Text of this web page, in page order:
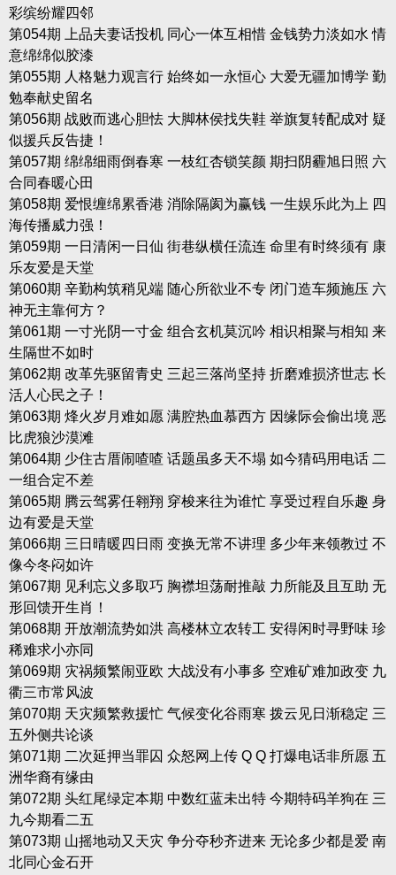
彩缤纷耀四邻
第054期 上品夫妻话投机 同心一体互相惜 金钱势力淡如水 情
意绵绵似胶漆
第055期 人格魅力观言行 始终如一永恒心 大爱无疆加博学 勤
勉奉献史留名
第056期 战败而逃心胆怯 大脚林侯找失鞋 举旗复转配成对 疑
似援兵反告捷！
第057期 绵绵细雨倒春寒 一枝红杏锁笑颜 期扫阴霾旭日照 六
合同春暖心田
第058期 爱恨缠绵累香港 消除隔阂为赢钱 一生娱乐此为上 四
海传播威力强！
第059期 一日清闲一日仙 街巷纵横任流连 命里有时终须有 康
乐友爱是天堂
第060期 辛勤构筑稍见端 随心所欲业不专 闭门造车频施压 六
神无主靠何方？
第061期 一寸光阴一寸金 组合玄机莫沉吟 相识相聚与相知 来
生隔世不如时
第062期 改革先驱留青史 三起三落尚坚持 折磨难损济世志 长
活人心民之子！
第063期 烽火岁月难如愿 满腔热血慕西方 因缘际会偷出境 恶
比虎狼沙漠滩
第064期 少住古厝闹喳喳 话题虽多天不塌 如今猜码用电话 二
一组合定不差
第065期 腾云驾雾任翱翔 穿梭来往为谁忙 享受过程自乐趣 身
边有爱是天堂
第066期 三日晴暖四日雨 变换无常不讲理 多少年来领教过 不
像今冬闷如许
第067期 见利忘义多取巧 胸襟坦荡耐推敲 力所能及且互助 无
形回馈开生肖！
第068期 开放潮流势如洪 高楼林立农转工 安得闲时寻野味 珍
稀难求小亦同
第069期 灾祸频繁闹亚欧 大战没有小事多 空难矿难加政变 九
衢三市常风波
第070期 天灾频繁救援忙 气候变化谷雨寒 拨云见日渐稳定 三
五外侧共论谈
第071期 二次延押当罪囚 众怒网上传 Q Q 打爆电话非所愿 五
洲华裔有缘由
第072期 头红尾绿定本期 中数红蓝未出特 今期特码羊狗在 三
九今期看二五
第073期 山摇地动又天灾 争分夺秒齐进来 无论多少都是爱 南
北同心金石开